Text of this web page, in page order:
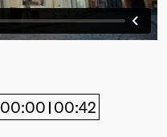
00:00 00:42